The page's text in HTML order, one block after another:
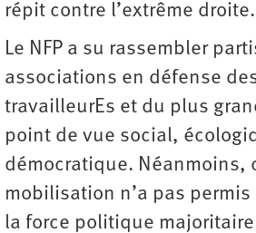
répit contre l’extrême droite.
Le NFP a su rassembler
associations en défense
travailleurEs et du plus
point de vue social,
démocratique. Néanmoins,
mobilisation n’a pas permis
la force politique